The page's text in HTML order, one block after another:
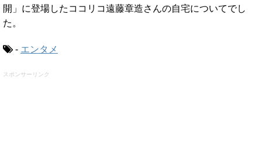
開」に登場したココリコ遠藤章造さんの自宅についてでし
た。
- エンタメ
スポンサーリンク